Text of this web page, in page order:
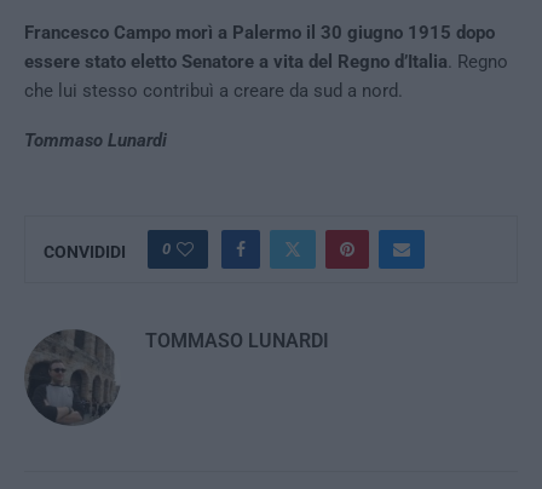
Francesco Campo morì a Palermo il 30 giugno 1915 dopo
essere stato eletto Senatore a vita del Regno d’Italia. Regno
che lui stesso contribuì a creare da sud a nord.
Tommaso Lunardi
CONVIDIDI 0
TOMMASO LUNARDI